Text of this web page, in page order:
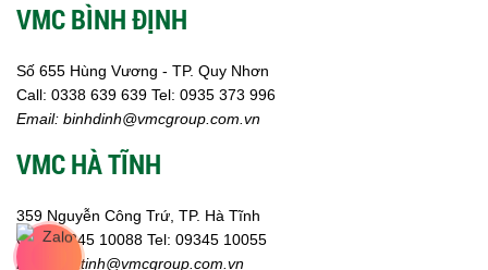
VMC BÌNH ĐỊNH
Số 655 Hùng Vương - TP. Quy Nhơn
Call: 0338 639 639 Tel: 0935 373 996
Email: binhdinh@vmcgroup.com.vn
VMC HÀ TĨNH
359 Nguyễn Công Trứ, TP. Hà Tĩnh
Call:09345 10088 Tel: 09345 10055
Email: hatinh@vmcgroup.com.vn